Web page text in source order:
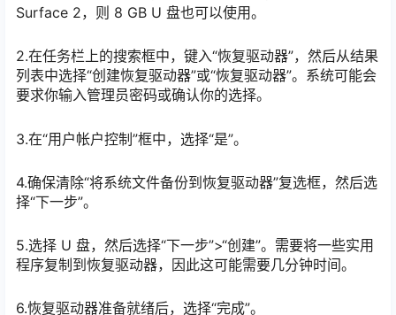
Surface 2，则 8 GB U 盘也可以使用。
2.在任务栏上的搜索框中，键入“恢复驱动器”，然后从结果
列表中选择“创建恢复驱动器”或“恢复驱动器”。系统可能会
要求你输入管理员密码或确认你的选择。
3.在“用户帐户控制”框中，选择“是”。
4.确保清除“将系统文件备份到恢复驱动器”复选框，然后选
择“下一步”。
5.选择 U 盘，然后选择“下一步”>“创建”。需要将一些实用
程序复制到恢复驱动器，因此这可能需要几分钟时间。
6.恢复驱动器准备就绪后，选择“完成”。